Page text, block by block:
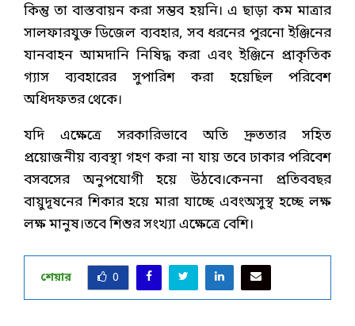
কিন্তু তা বাস্তবায়ন করা সম্ভব হয়নি। এ ছাড়া কম মাত্রার
সালফারযুক্ত ডিজেল ব্যবহার, সব ধরনের পুরনো ইঞ্জিনের
যানবাহন আমদানি নিষিদ্ধ করা এবং ইঞ্জিনে প্রাকৃতিক
গ্যাস ব্যবহারের সুপারিশ করা হয়েছিল পরিবেশ
অধিদফতর থেকে।
যদি এক্ষেত্রে সরকারিভাবে অতি দ্রুততার সহিত
প্রয়োজনীয় ব্যবস্থা গহণ করা না যায় তবে ঢাকার পরিবেশ
বসবসের অনুপযোগী হয়ে উঠবে।কেননা প্রতিববছর
বায়ুদূষনের শিকার হয়ে মারা যাচ্ছে এবংঅসুস্থ হচ্ছে লক্ষ
লক্ষ মানুষ।তবে শিশুর সংখ্যা এক্ষেত্রে বেশি।
শেয়ার 0